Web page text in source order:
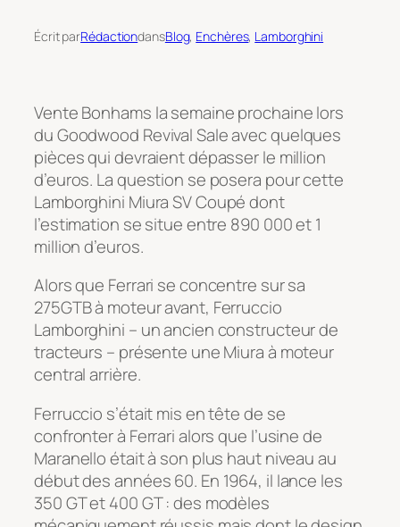
Écrit parRédactiondansBlog, Enchères, Lamborghini
Vente Bonhams la semaine prochaine lors
du Goodwood Revival Sale avec quelques
pièces qui devraient dépasser le million
d’euros. La question se posera pour cette
Lamborghini Miura SV Coupé dont
l’estimation se situe entre 890 000 et 1
million d’euros.
Alors que Ferrari se concentre sur sa
275GTB à moteur avant, Ferruccio
Lamborghini – un ancien constructeur de
tracteurs – présente une Miura à moteur
central arrière.
Ferruccio s’était mis en tête de se
confronter à Ferrari alors que l’usine de
Maranello était à son plus haut niveau au
début des années 60. En 1964, il lance les
350 GT et 400 GT : des modèles